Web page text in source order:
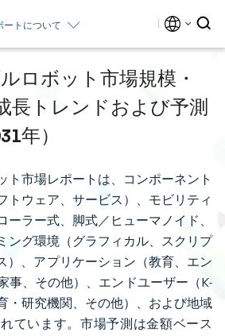
ートについて
ロボット市場規模・
長トレンドおよび予測
年）
ト市場レポートは、コンポーネント
トウェア、サービス）、モビリティ
ーラー式、脚式／ヒューマノイド、
ング環境（グラフィカル、スクリプ
）、アプリケーション（教育、エン
事、その他）、エンドユーザー（K-
・研究機関、その他）、および地域
ています。市場予測は金額ベース